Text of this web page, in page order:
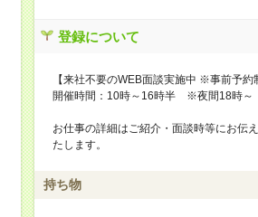
登録について
【来社不要のWEB面談実施中 ※事前予約
開催時間：10時～16時半 ※夜間18時～
お仕事の詳細はご紹介・面談時等にお伝
たします。
持ち物